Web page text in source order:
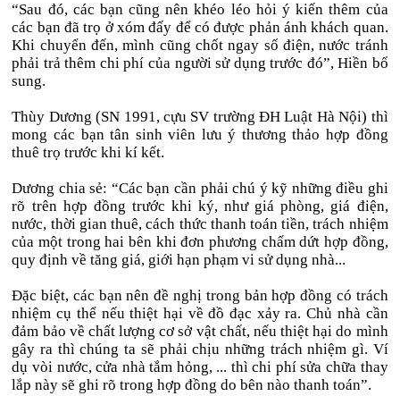
“Sau đó, các bạn cũng nên khéo léo hỏi ý kiến thêm của
các bạn đã trọ ở xóm đấy để có được phản ánh khách quan.
Khi chuyển đến, mình cũng chốt ngay số điện, nước tránh
phải trả thêm chi phí của người sử dụng trước đó”, Hiền bổ
sung.
Thùy Dương (SN 1991, cựu SV trường ĐH Luật Hà Nội) thì
mong các bạn tân sinh viên lưu ý thương thảo hợp đồng
thuê trọ trước khi kí kết.
Dương chia sẻ: “Các bạn cần phải chú ý kỹ những điều ghi
rõ trên hợp đồng trước khi ký, như giá phòng, giá điện,
nước, thời gian thuê, cách thức thanh toán tiền, trách nhiệm
của một trong hai bên khi đơn phương chấm dứt hợp đồng,
quy định về tăng giá, giới hạn phạm vi sử dụng nhà...
Đặc biệt, các bạn nên đề nghị trong bản hợp đồng có trách
nhiệm cụ thể nếu thiệt hại về đồ đạc xảy ra. Chủ nhà cần
đảm bảo về chất lượng cơ sở vật chất, nếu thiệt hại do mình
gây ra thì chúng ta sẽ phải chịu những trách nhiệm gì. Ví
dụ vòi nước, cửa nhà tắm hỏng, ... thì chi phí sửa chữa thay
lắp này sẽ ghi rõ trong hợp đồng do bên nào thanh toán”.